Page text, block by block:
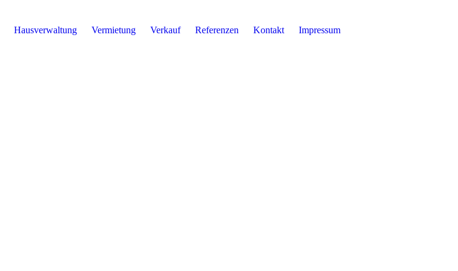
Hausverwaltung Vermietung Verkauf Referenzen Kontakt Impressum